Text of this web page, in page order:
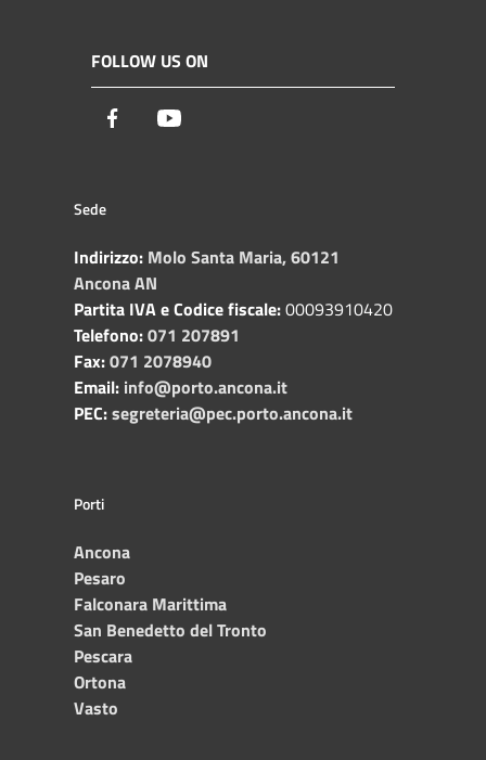
FOLLOW US ON
Facebook
Sede
Indirizzo: Molo Santa Maria, 60121
Ancona AN
Partita IVA e Codice fiscale:00093910420
Telefono:071 207891
Fax:071 2078940
Email: info@porto.ancona.it
PEC:segreteria@pec.porto.ancona.it
Porti
Ancona
Pesaro
Falconara Marittima
San Benedetto del Tronto
Pescara
Ortona
Vasto